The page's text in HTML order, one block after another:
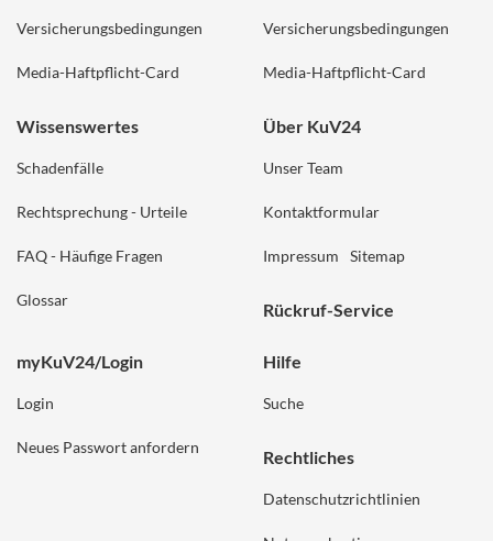
Versicherungsbedingungen
Media-Haftpflicht-Card
Versicherungsbedingungen
Media-Haftpflicht-Card
Wissenswertes
Schadenfälle
Rechtsprechung - Urteile
FAQ - Häufige Fragen
Glossar
Über KuV24
Unser Team
Kontaktformular
Impressum Sitemap
Rückruf-Service
myKuV24/Login
Login
Neues Passwort anfordern
Hilfe
Suche
Rechtliches
Datenschutzrichtlinien